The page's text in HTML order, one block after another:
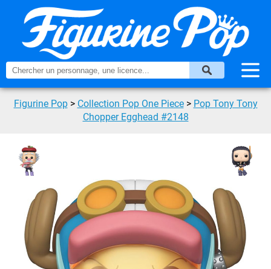
Figurine Pop > Collection Pop One Piece > Pop Tony Tony
Chopper Egghead #2148